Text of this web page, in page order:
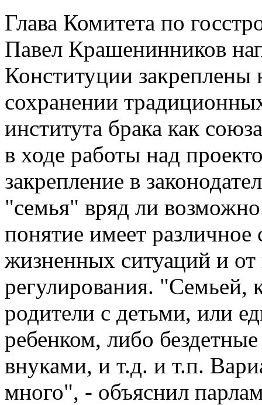
Глава Комитета по
Павел Крашенинников
Конституции
сохранении
института брака как
в ходе работы над
закрепление в
"семья" вряд ли
понятие имеет
жизненных ситуаций и от
регулирования. "Семьей,
родители с детьми, или
ребенком, либо
внуками, и т.д. и т.п.
много", - объяснил